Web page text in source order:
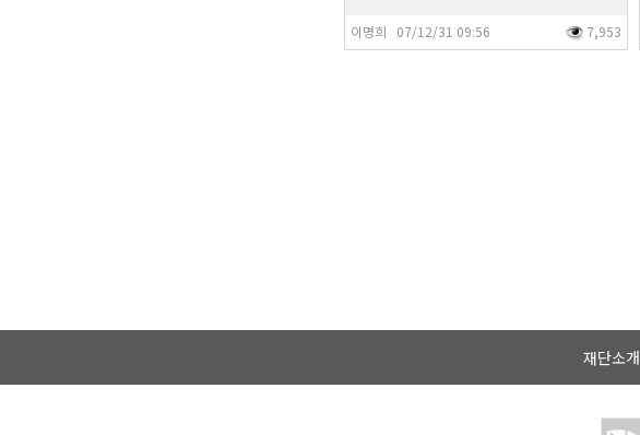
이명희 07/12/31 09:56 7,953
재단소개